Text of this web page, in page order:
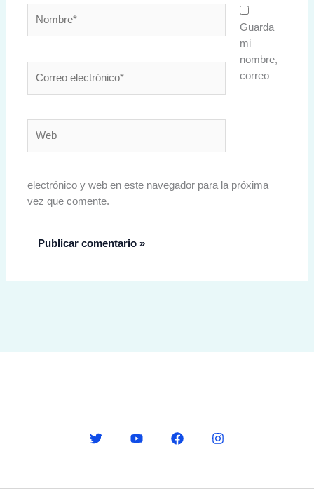
electrónico*
Guarda
mi
nombre,
correo
electrónico y web en este navegador para la próxima
vez que comente.